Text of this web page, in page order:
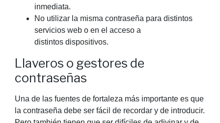
inmediata.
No utilizar la misma contraseña para distintos
servicios web o en el acceso a
distintos dispositivos.
Llaveros o gestores de
contraseñas
Una de las fuentes de fortaleza más importante es que
la contraseña debe ser fácil de recordar y de introducir.